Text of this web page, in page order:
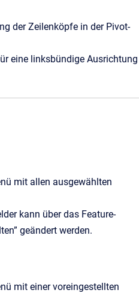
der Zeilenköpfe in der Pivot-
eine linksbündige Ausrichtung
mit allen ausgewählten
kann über das Feature-
geändert werden.
mit einer voreingestellten